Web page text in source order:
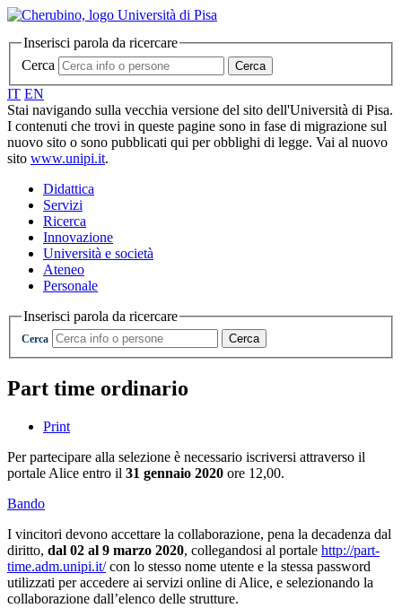
Inserisci parola da ricercare
Cerca
Cerca
IT EN
Stai navigando sulla vecchia versione del sito dell'Università di Pisa.
I contenuti che trovi in queste pagine sono in fase di migrazione sul
nuovo sito o sono pubblicati qui per obblighi di legge. Vai al nuovo
sito www.unipi.it.
Didattica
Servizi
Ricerca
Innovazione
Università e società
Ateneo
Personale
Inserisci parola da ricercare
Cerca Cerca
Part time ordinario
Print
Per partecipare alla selezione è necessario iscriversi attraverso il
portale Alice entro il 31 gennaio 2020 ore 12,00.
Bando
I vincitori devono accettare la collaborazione, pena la decadenza dal
diritto, dal 02 al 9 marzo 2020, collegandosi al portale http://part-
time.adm.unipi.it/con lo stesso nome utente e la stessa password
utilizzati per accedere ai servizi online di Alice, e selezionando la
collaborazione dall’elenco delle strutture.